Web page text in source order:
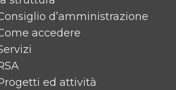
d’amministrazione
accedere
ed attività